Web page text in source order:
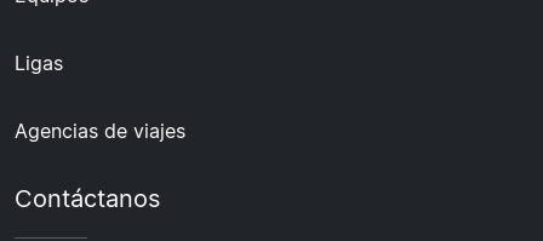
Ligas
Agencias de viajes
Contáctanos